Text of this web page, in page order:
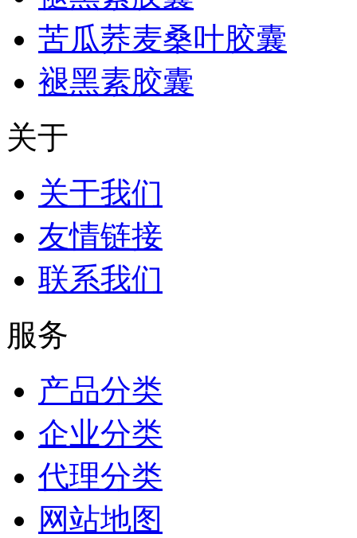
苦瓜荞麦桑叶胶囊
褪黑素胶囊
关于
关于我们
友情链接
联系我们
服务
产品分类
企业分类
代理分类
网站地图